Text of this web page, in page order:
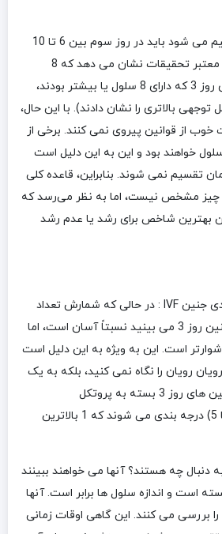
جنینی که به خوبی تقسیم می شود باید در روز سوم بین 6 تا 10
سلول داشته باشد. منبع معتبر تحقیقات نشان می دهد که 8
بهترین است. (جنین های روز 3 که دارای 8 سلول یا بیشتر بودند،
توجهی بالاتری را نشان دادند). با این حال،
از قوانین پیروی نمی کنند. برخی از
ها دارای 3، 5 یا 6 سلول خواهند بود و این به این دلیل است
تقسیم نمی شوند. بنابراین، قاعده کلی
چیز مشخص نیست، اما به نظر می‌رسد که
بهترین شاخص برای رشد یا عدم رشد
همه چیز درباره درجه بندی جنین IVF : در حالی که شمارش تعداد
سلول هایی که در یک جنین روز 3 می بینید نسبتاً آسان است، اما
است. این به ویژه به این دلیل است
رویان را نگاه نمی کنید، بلکه به یک
مماس نگاه می کنید. جنین های روز 3 بسته به پروتکل
آزمایشگاهی از 1 تا 4 (یا 5) درجه بندی می شوند که 1 بالاترین
دنبال چه هستند؟ آنها می خواهند ببینند
است و اندازه سلول ها برابر است. آنها
بررسی می کنند. این گاهی اوقات زمانی